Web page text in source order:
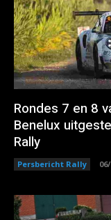
Rondes 7 en 8
Benelux
Rally
Persbericht Rally